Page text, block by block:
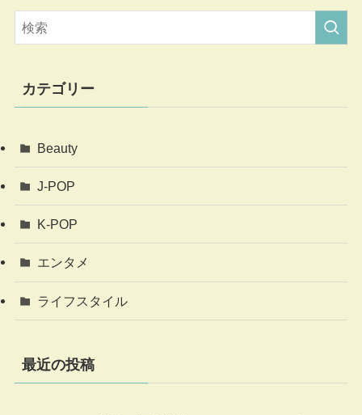
カテゴリー
Beauty
J-POP
K-POP
エンタメ
ライフスタイル
最近の投稿